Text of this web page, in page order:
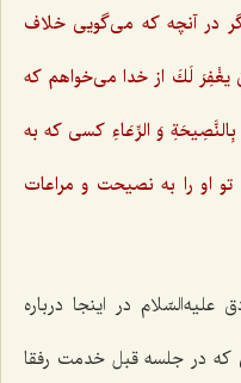
در آنچه كه می‌گویی خلاف
يغْفِرَ لَكَ‌ از خدا می‌خواهم كه
وَ الرِّعَاءِ كسی كه به
او را به نصیحت و مراعات
در اینجا درباره
كه در جلسه قبل خدمت رفقا